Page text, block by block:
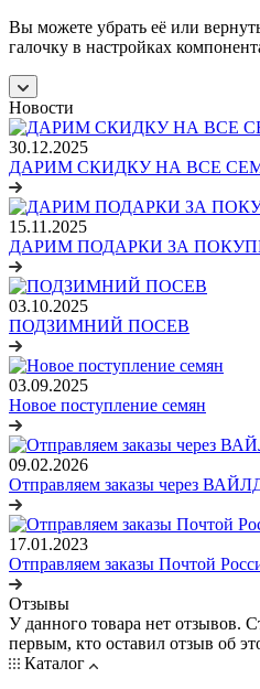
Вы можете убрать её или
галочку в настройках
Новости
30.12.2025
ДАРИМ СКИДКУ НА ВСЕ
15.11.2025
ДАРИМ ПОДАРКИ ЗА
03.10.2025
ПОДЗИМНИЙ ПОСЕВ
03.09.2025
Новое поступление семян
09.02.2026
Отправляем заказы через
17.01.2023
Отправляем заказы Почтой
Отзывы
У данного товара нет отзывов.
первым, кто оставил отзыв об
Каталог